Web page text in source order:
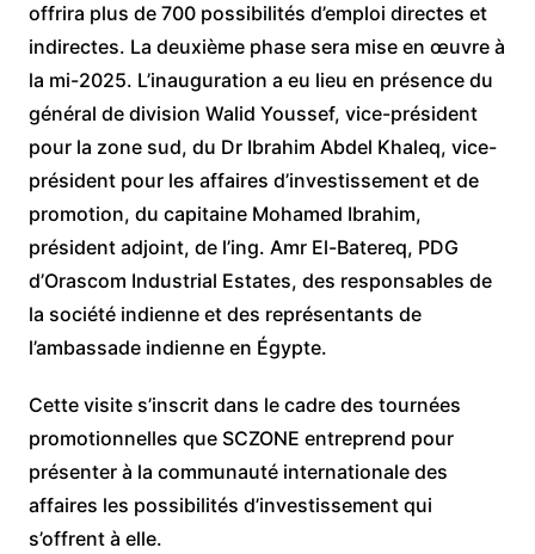
offrira plus de 700 possibilités d’emploi directes et
indirectes. La deuxième phase sera mise en œuvre à
la mi-2025. L’inauguration a eu lieu en présence du
général de division Walid Youssef, vice-président
pour la zone sud, du Dr Ibrahim Abdel Khaleq, vice-
président pour les affaires d’investissement et de
promotion, du capitaine Mohamed Ibrahim,
président adjoint, de l’ing. Amr El-Batereq, PDG
d’Orascom Industrial Estates, des responsables de
la société indienne et des représentants de
l’ambassade indienne en Égypte.
Cette visite s’inscrit dans le cadre des tournées
promotionnelles que SCZONE entreprend pour
présenter à la communauté internationale des
affaires les possibilités d’investissement qui
s’offrent à elle.